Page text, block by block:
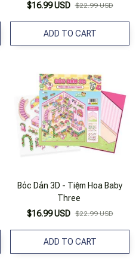
$16.99 USD $22.99 USD
ADD TO CART
Bóc Dán 3D - Tiệm Hoa Baby
Three
$16.99 USD $22.99 USD
ADD TO CART